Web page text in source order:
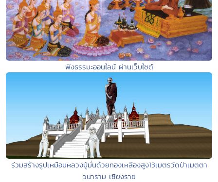
ฟังธรรมะออนไลน์ ผ่านเว็บไซต์
ร่วมสร้างรูปเหมือนหลวงปู่มั่นด้วยทองเหลืองสูง13เมตรวัดป่าเมตตา
วนาราม เชียงราย